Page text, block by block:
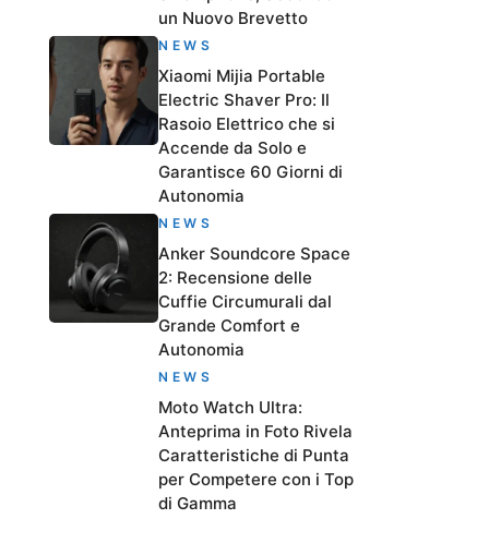
un Nuovo Brevetto
NEWS
Xiaomi Mijia Portable
Electric Shaver Pro: Il
Rasoio Elettrico che si
Accende da Solo e
Garantisce 60 Giorni di
Autonomia
NEWS
Anker Soundcore Space
2: Recensione delle
Cuffie Circumurali dal
Grande Comfort e
Autonomia
NEWS
Moto Watch Ultra:
Anteprima in Foto Rivela
Caratteristiche di Punta
per Competere con i Top
di Gamma